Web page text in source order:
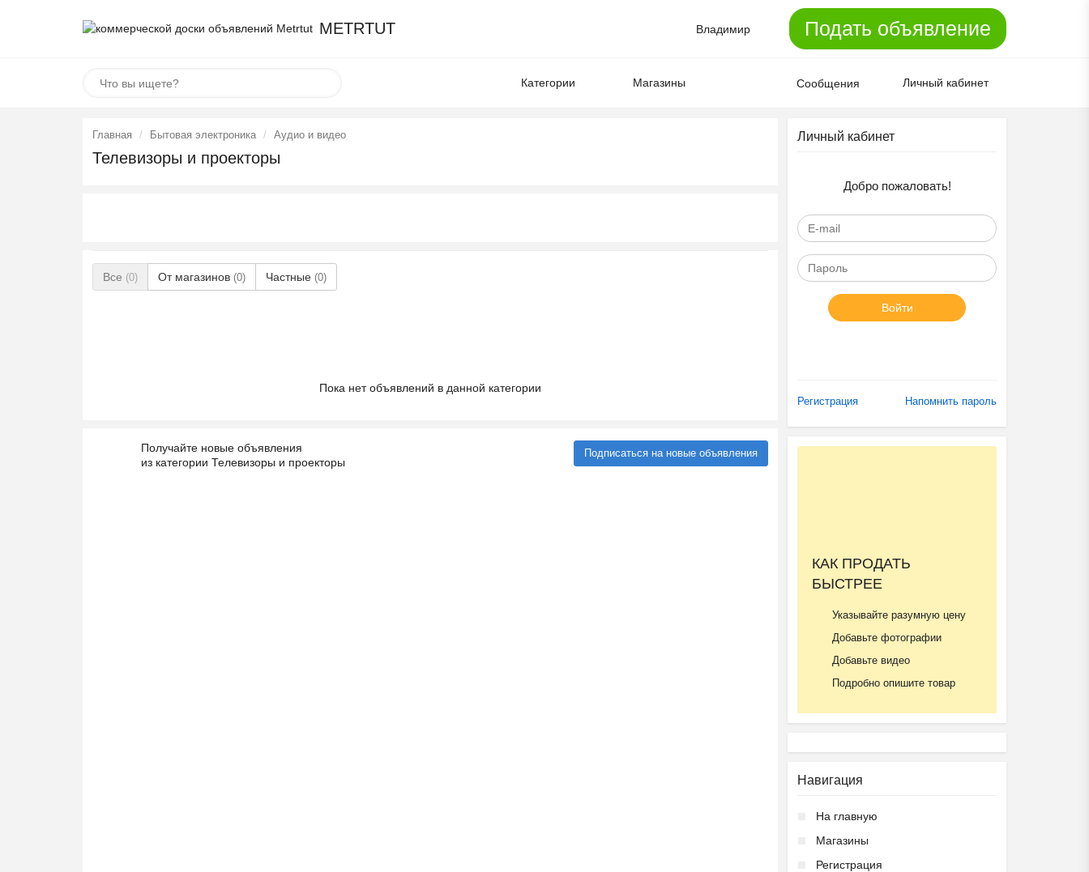
METRTUT Владимир Подать объявление
Категории Магазины Сообщения Личный кабинет
Главная Бытовая электроника Аудио и видео
Телевизоры и проекторы
Все (0) От магазинов (0) Частные (0)
Пока нет объявлений в данной категории
Получайте новые объявления
из категории Телевизоры и проекторы
Подписаться на новые объявления
Личный кабинет
Добро пожаловать!
Войти
Регистрация Напомнить пароль
КАК ПРОДАТЬ
БЫСТРЕЕ
Указывайте разумную цену
Добавьте фотографии
Добавьте видео
Подробно опишите товар
Навигация
На главную
Магазины
Регистрация